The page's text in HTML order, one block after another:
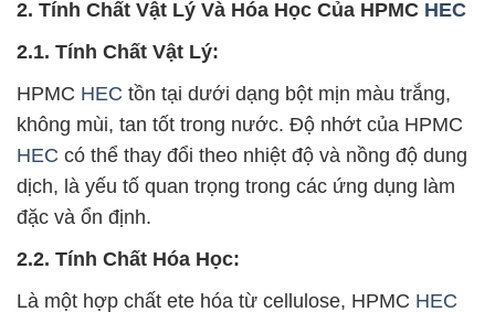
2. Tính Chất Vật Lý Và Hóa Học Của HPMC HEC
2.1. Tính Chất Vật Lý:
HPMC HEC tồn tại dưới dạng bột mịn màu trắng,
không mùi, tan tốt trong nước. Độ nhớt của HPMC
HEC có thể thay đổi theo nhiệt độ và nồng độ dung
dịch, là yếu tố quan trọng trong các ứng dụng làm
đặc và ổn định.
2.2. Tính Chất Hóa Học:
Là một hợp chất ete hóa từ cellulose, HPMC HEC